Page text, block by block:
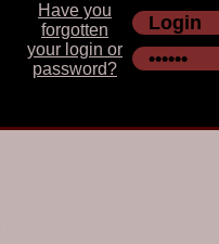
Have you
forgotten
your login or
password?